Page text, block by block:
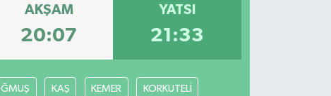
AKŞAM
20:07
YATSI
21:33
KAŞ KEMER KORKUTELİ